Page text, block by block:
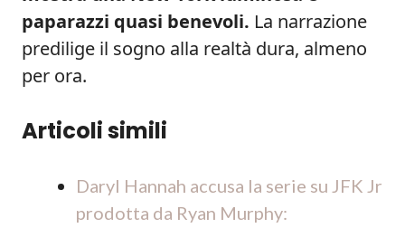
paparazzi quasi benevoli. La narrazione
predilige il sogno alla realtà dura, almeno
per ora.
Articoli simili
Daryl Hannah accusa la serie su JFK Jr
prodotta da Ryan Murphy: